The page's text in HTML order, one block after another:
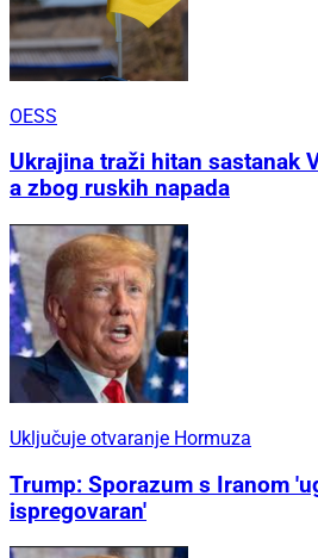
OESS
Ukrajina traži hitan sastanak
a zbog ruskih napada
Uključuje otvaranje Hormuza
Trump: Sporazum s Iranom
ispregovaran'